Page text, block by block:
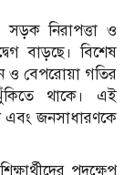
সড়ক নিরাপত্তা ও
বাড়ছে। বিশেষ
ও বেপরোয়া গতির
থাকে। এই
এবং জনসাধারণকে
পদক্ষেপ